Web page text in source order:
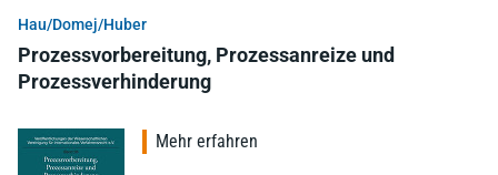
Hau/Domej/Huber
Prozessvorbereitung, Prozessanreize und
Prozessverhinderung
Mehr erfahren